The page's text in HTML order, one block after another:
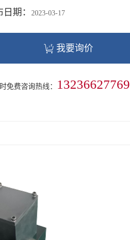
期： 2023-03-17
我要询价
免费咨询热线： 13236627769